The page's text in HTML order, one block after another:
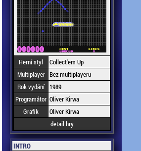
Herní styl
Collect'em Up
Multiplayer Bez multiplayeru
Rok vydání
1989
Programátor Oliver Kirwa
Grafik
Oliver Kirwa
detail hry
INTRO